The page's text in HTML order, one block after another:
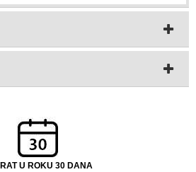
U ROKU 30 DANA